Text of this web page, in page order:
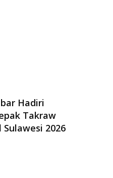
Hadiri
Takraw
2026